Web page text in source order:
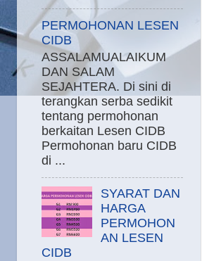
PERMOHONAN LESEN
CIDB
ASSALAMUALAIKUM
DAN SALAM
SEJAHTERA. Di sini di
terangkan serba sedikit
tentang permohonan
berkaitan Lesen CIDB
Permohonan baru CIDB
di ...
SYARAT DAN
HARGA
PERMOHON
AN LESEN
CIDB